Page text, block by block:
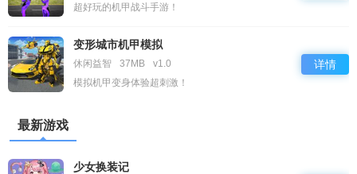
超好玩的机甲战斗手游！
变形城市机甲模拟
休闲益智 37MB
v1.0
模拟机甲变身体验超刺激！
详情
最新游戏
少女换装记